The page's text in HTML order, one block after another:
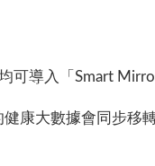
可導入「Smart
康大數據會同步移